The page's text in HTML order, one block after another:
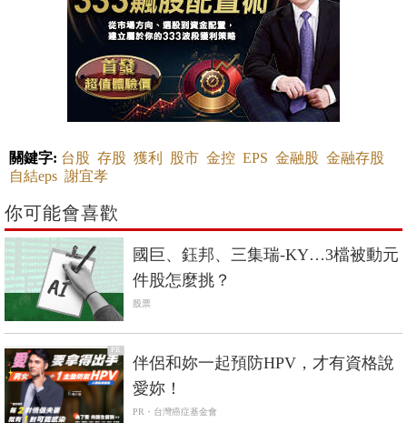
關鍵字: 台股 存股 獲利 股市 金控 EPS 金融股 金融存股
自結eps 謝宜孝
你可能會喜歡
國巨、鈺邦、三集瑞-KY…3檔被動元
件股怎麼挑？
股票
PR
伴侶和妳一起預防HPV，才有資格說
愛妳！
PR・台灣癌症基金會